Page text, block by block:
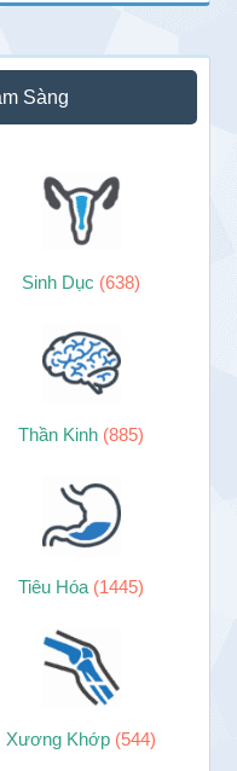
Sàng
Sinh Dục (638)
Thần Kinh (885)
Tiêu Hóa (1445)
Xương Khớp (544)